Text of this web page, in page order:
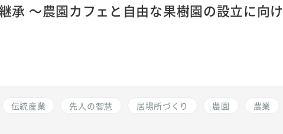
承 〜農園カフェと自由な果樹園の設立に向け
伝統産業 先人の智慧 居場所づくり 農園
農業